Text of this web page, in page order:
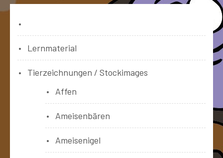
Lernmaterial
Tierzeichnungen / Stockimages
Affen
Ameisenbären
Ameisenigel